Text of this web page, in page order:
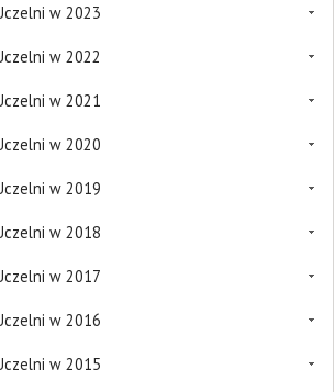
w 2023
w 2022
w 2021
w 2020
w 2019
w 2018
w 2017
w 2016
w 2015